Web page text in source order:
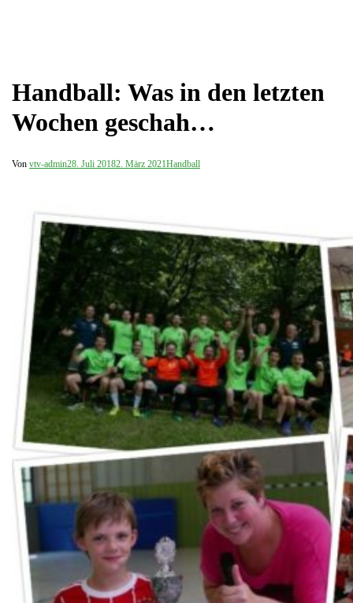
Handball: Was in den letzten
Wochen geschah…
Von vtv-admin28. Juli 20182. März 2021Handball